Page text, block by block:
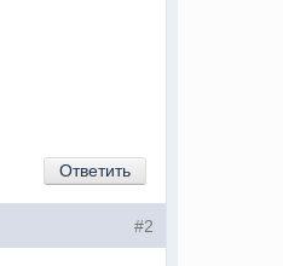
Ответить
#2